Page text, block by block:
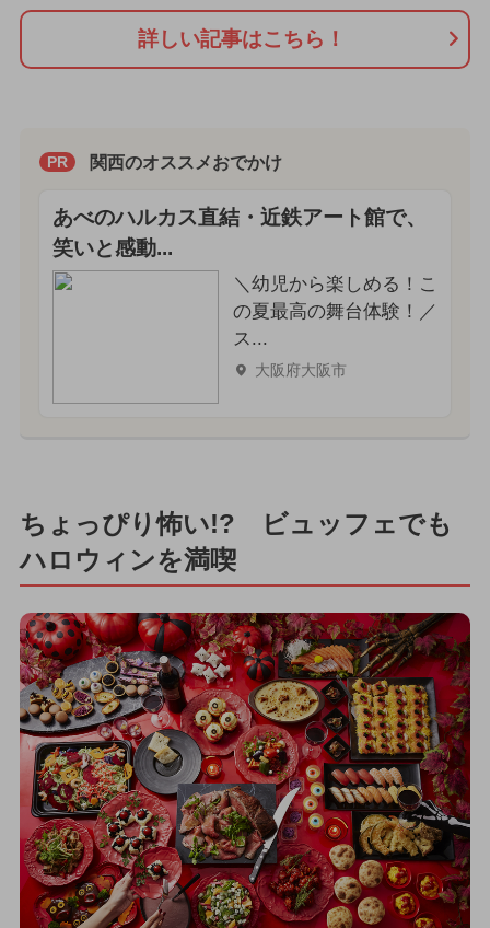
詳しい記事はこちら！
PR 関西のオススメおでかけ
あべのハルカス直結・近鉄アート館で、
笑いと感動...
＼幼児から楽しめる！こ
の夏最高の舞台体験！／
ス...
大阪府大阪市
ちょっぴり怖い!? ビュッフェでも
ハロウィンを満喫